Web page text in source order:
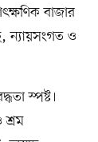
বাজার
ন্যায়সংগত ও
স্পষ্ট।
শ্রম